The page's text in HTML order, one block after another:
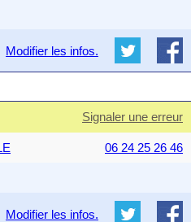
Modifier les infos.
Signaler une erreur
06 24 25 26 46
Modifier les infos.